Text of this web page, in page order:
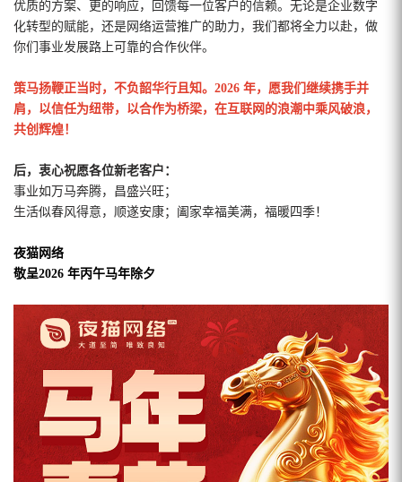
优质的方案、更的响应，回馈每一位客户的信赖。无论是企业数字
化转型的赋能，还是网络运营推广的助力，我们都将全力以赴，做
你们事业发展路上可靠的合作伙伴。
策马扬鞭正当时，不负韶华行且知。2026 年，愿我们继续携手并
肩，以信任为纽带，以合作为桥梁，在互联网的浪潮中乘风破浪，
共创辉煌！
后，衷心祝愿各位新老客户：
事业如万马奔腾，昌盛兴旺；
生活似春风得意，顺遂安康；阖家幸福美满，福暖四季！
夜猫网络
敬呈2026 年丙午马年除夕